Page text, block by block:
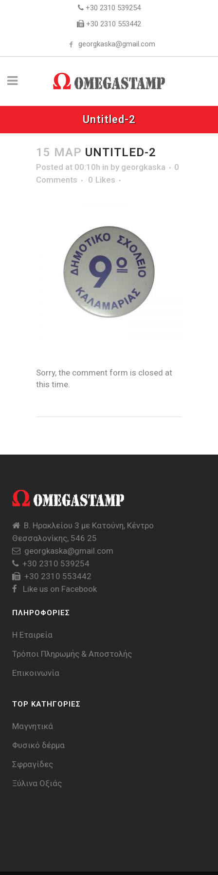
+30 2310 539254
+30 2310 553442
georgkaska@gmail.com
Untitled-2
15 ΜΑΡ UNTITLED-2
Posted at 00:10h in by georgkaska
0
Comments
0 Likes
Sorry, the comment form is closed at
this time.
Β. Ηρακλείου 3 με Κατούνη, Κέντρο
Θεσσαλονίκης, 546 25
georgkaska@gmail.com
+30 2310 539254
+30 2310 553442
Like us on Facebook
ΠΛΗΡΟΦΟΡΙΕΣ
Η Εταιρεία
Τρόποι Πληρωμής & Aποστολής
Επικοινωνία
TOP ΚΑΤΗΓΟΡΙΕΣ
Μαγνητικά
Φυσικό δέρμα
Σφραγίδες
Ξύλινα Οξιάς